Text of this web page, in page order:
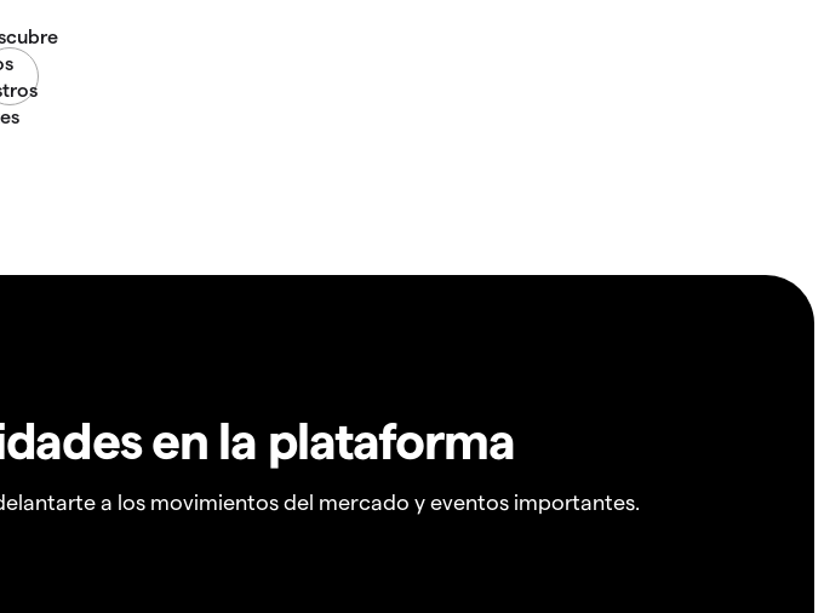
en la plataforma
a los movimientos del mercado y eventos importantes.